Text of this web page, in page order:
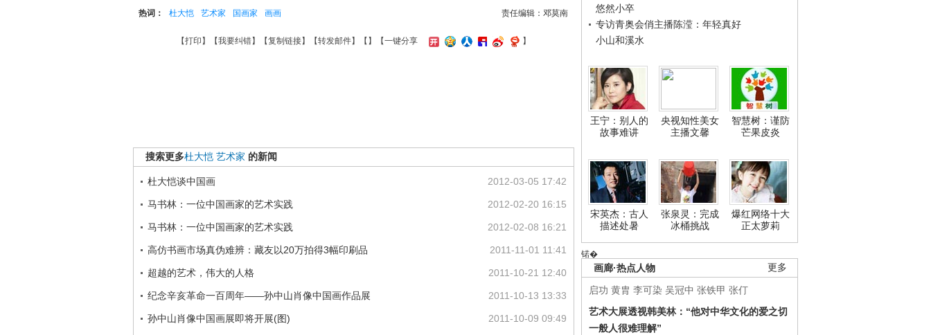
悠然小卒
专访青奥会俏主播陈滢：年轻真好
小山和溪水
王宁：别人的
故事难讲
央视知性美女
主播文馨
智慧树：谨防
芒果皮炎
宋英杰：古人
描述处暑
张泉灵：完成
冰桶挑战
爆红网络十大
正太萝莉
锘�
更多
画廊·热点人物
启功 黄胄 李可染 吴冠中 张铁甲 张仃
艺术大展透视韩美林：“他对中华文化的爱之切
一般人很难理解”
责任编辑：邓莫南
热词： 杜大恺 艺术家 国画家 画画
【打印 】【我要纠错】【复制链接】【转发邮件】【 】 【一键分享 】
搜索更多杜大恺 艺术家 的新闻
2012-03-05 17:42
杜大恺谈中国画
2012-02-20 16:15
马书林：一位中国画家的艺术实践
2012-02-08 16:21
马书林：一位中国画家的艺术实践
2011-11-01 11:41
高仿书画市场真伪难辨：藏友以20万拍得3幅印刷品
2011-10-21 12:40
超越的艺术，伟大的人格
2011-10-13 13:33
纪念辛亥革命一百周年——孙中山肖像中国画作品展
2011-10-09 09:49
孙中山肖像中国画展即将开展(图)